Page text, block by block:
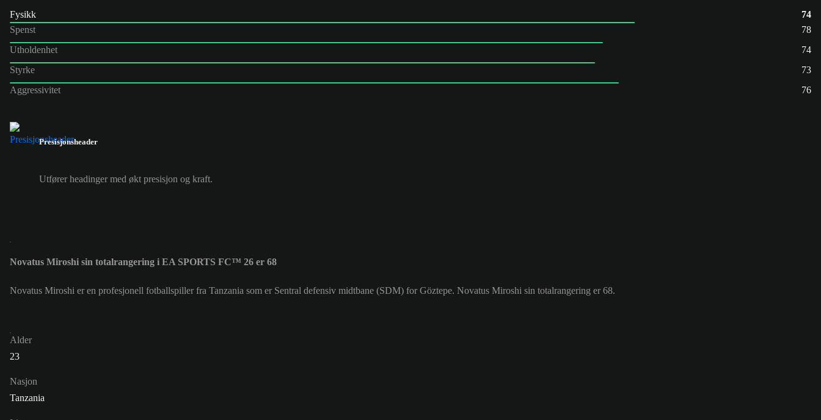
Fysikk
74
Spenst
78
Utholdenhet
74
Styrke
73
Aggressivitet
76
Presisjonsheader
Utfører headinger med økt presisjon og kraft.
Novatus Miroshi sin totalrangering i EA SPORTS FC™ 26 er 68
Novatus Miroshi er en profesjonell fotballspiller fra Tanzania som er Sentral defensiv midtbane (SDM) for Göztepe. Novatus Miroshi sin totalrangering er 68.
Alder
23
Nasjon
Tanzania